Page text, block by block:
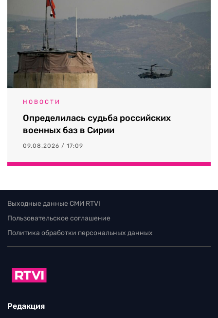
НОВОСТИ
Определилась судьба российских
военных баз в Сирии
09.08.2026 / 17:09
Выходные данные СМИ RTVI
Пользовательское соглашение
Политика обработки персональных данных
Редакция